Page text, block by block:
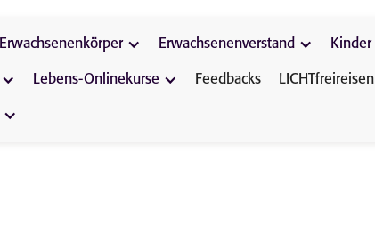
Erwachsenenkörper Erwachsenenverstand Kinder
Lebens-Onlinekurse Feedbacks LICHTfreireisen